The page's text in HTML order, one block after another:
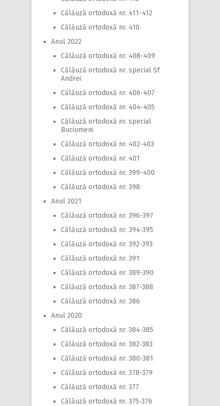
Călăuză ortodoxă nr. 411-412
Călăuză ortodoxă nr. 410
Anul 2022
Călăuză ortodoxă nr. 408-409
Călăuză ortodoxă nr. special Sf
Andrei
Călăuză ortodoxă nr. 406-407
Călăuză ortodoxă nr. 404-405
Călăuză ortodoxă nr. special
Buciumeni
Călăuză ortodoxă nr. 402-403
Călăuză ortodoxă nr. 401
Călăuză ortodoxă nr. 399-400
Călăuză ortodoxă nr. 398
Anul 2021
Călăuză ortodoxă nr. 396-397
Călăuză ortodoxă nr. 394-395
Călăuză ortodoxă nr. 392-393
Călăuză ortodoxă nr. 391
Călăuză ortodoxă nr. 389-390
Călăuză ortodoxă nr. 387-388
Călăuză ortodoxă nr. 386
Anul 2020
Călăuză ortodoxă nr. 384-385
Călăuză ortodoxă nr. 382-383
Călăuză ortodoxă nr. 380-381
Călăuză ortodoxă nr. 378-379
Călăuză ortodoxă nr. 377
Călăuză ortodoxă nr. 375-376